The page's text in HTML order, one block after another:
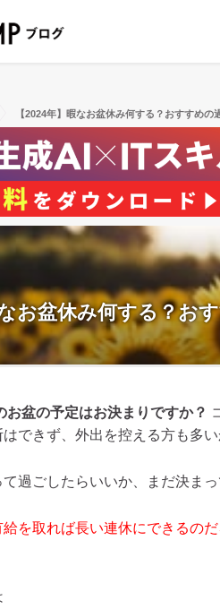
【2024年】暇なお盆休み何する？おすすめの
お盆休み何する？お
お盆の予定はお決まりですか？
できず、外出を控える方も多い
過ごしたらいいか、まだ決ま
給を取れば長い連休にできるのだ